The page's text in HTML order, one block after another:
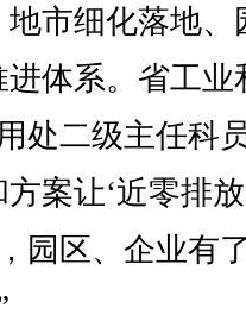
市细化落地、
体系。省工业
处二级主任科
案让‘近零排
园区、企业有